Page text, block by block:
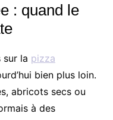
: quand le
sur la pizza
bien plus loin.
abricots secs ou
à des